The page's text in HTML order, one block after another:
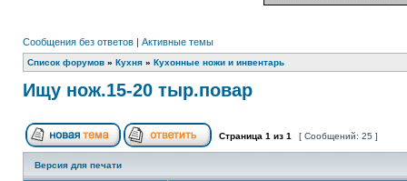
Сообщения без ответов | Активные темы
Список форумов » Кухня » Кухонные ножи и инвентарь
Ищу нож.15-20 тыр.повар
Страница 1 из 1 [ Сообщений: 25 ]
Версия для печати